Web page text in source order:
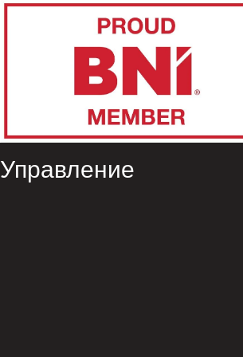
Управление